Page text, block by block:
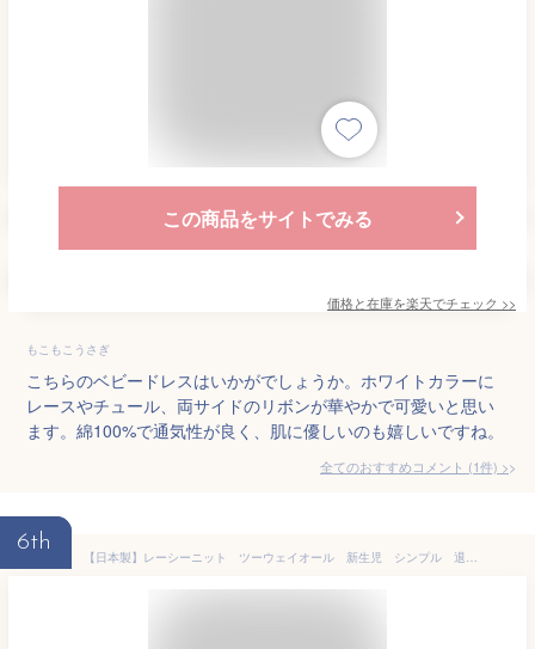
この商品をサイトでみる
価格と在庫を楽天でチェック >>
もこもこうさぎ
こちらのベビードレスはいかがでしょうか。ホワイトカラーに
レースやチュール、両サイドのリボンが華やかで可愛いと思い
ます。綿100%で通気性が良く、肌に優しいのも嬉しいですね。
全てのおすすめコメント (1件) >
6th
【日本製】レーシーニット ツーウェイオール 新生児 シンプル 退院着 お宮参り オフホワイト ベージュ 日本製ベビー服 2wayオール 綿100％ 男の子 女の子赤ちゃん セレモニー お披露目 ベビードレス カバーオール オーガニックコットンお祝い